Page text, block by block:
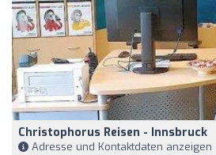
Christophorus Reisen - Innsbruck
Adresse und Kontaktdaten anzeigen